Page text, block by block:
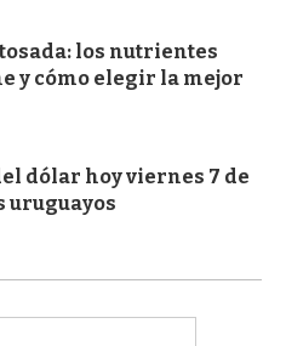
los nutrientes
y cómo elegir la mejor
dólar hoy viernes 7 de
uruguayos